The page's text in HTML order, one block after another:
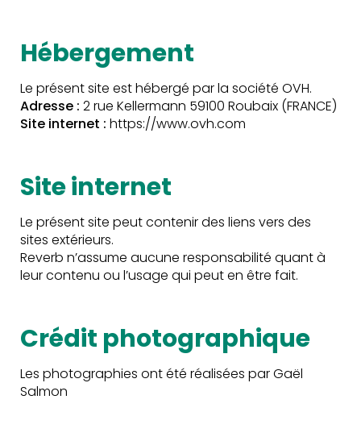
Hébergement
Le présent site est hébergé par la société OVH.
Adresse : 2 rue Kellermann 59100 Roubaix (FRANCE)
Site internet : https://www.ovh.com
Site internet
Le présent site peut contenir des liens vers des
sites extérieurs.
Reverb n’assume aucune responsabilité quant à
leur contenu ou l’usage qui peut en être fait.
Crédit photographique
Les photographies ont été réalisées par Gaël
Salmon